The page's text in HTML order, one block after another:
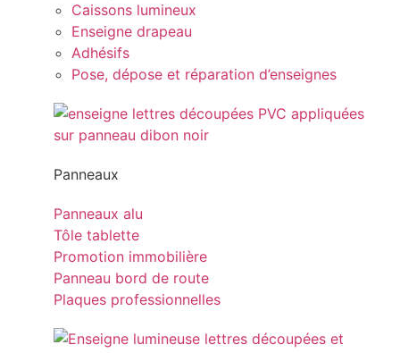
Caissons lumineux
Enseigne drapeau
Adhésifs
Pose, dépose et réparation d’enseignes
Panneaux
Panneaux alu
Tôle tablette
Promotion immobilière
Panneau bord de route
Plaques professionnelles